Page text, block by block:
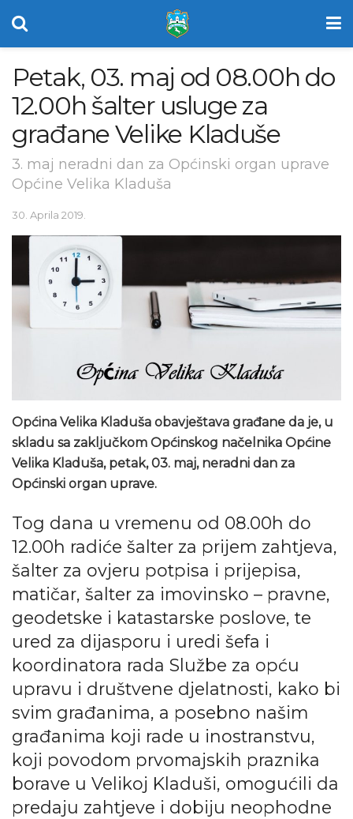
Petak, 03. maj od 08.00h do
12.00h šalter usluge za
građane Velike Kladuše
3. maj neradni dan za Općinski organ uprave
Općine Velika Kladuša
30. Aprila 2019.
Općina Velika Kladuša obavještava građane da je, u
skladu sa zaključkom Općinskog načelnika Općine
Velika Kladuša, petak, 03. maj, neradni dan za
Općinski organ uprave.
Tog dana u vremenu od 08.00h do
12.00h radiće šalter za prijem zahtjeva,
šalter za ovjeru potpisa i prijepisa,
matičar, šalter za imovinsko – pravne,
geodetske i katastarske poslove, te
ured za dijasporu i uredi šefa i
koordinatora rada Službe za opću
upravu i društvene djelatnosti, kako bi
svim građanima, a posebno našim
građanima koji rade u inostranstvu,
koji povodom prvomajskih praznika
borave u Velikoj Kladuši, omogućili da
predaju zahtjeve i dobiju neophodne